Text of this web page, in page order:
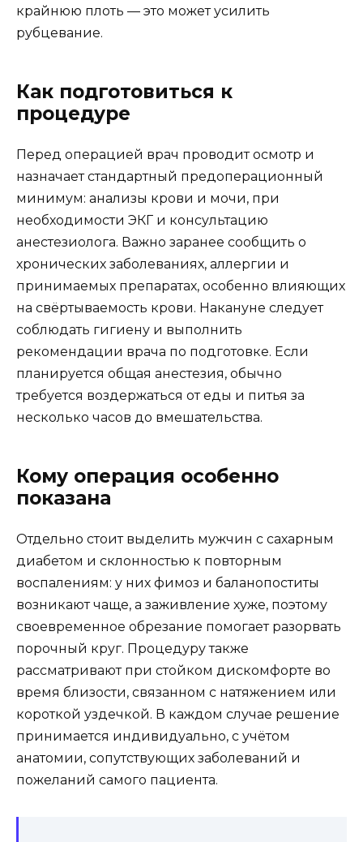
крайнюю плоть — это может усилить
рубцевание.
Как подготовиться к
процедуре
Перед операцией врач проводит осмотр и
назначает стандартный предоперационный
минимум: анализы крови и мочи, при
необходимости ЭКГ и консультацию
анестезиолога. Важно заранее сообщить о
хронических заболеваниях, аллергии и
принимаемых препаратах, особенно влияющих
на свёртываемость крови. Накануне следует
соблюдать гигиену и выполнить
рекомендации врача по подготовке. Если
планируется общая анестезия, обычно
требуется воздержаться от еды и питья за
несколько часов до вмешательства.
Кому операция особенно
показана
Отдельно стоит выделить мужчин с сахарным
диабетом и склонностью к повторным
воспалениям: у них фимоз и баланопоститы
возникают чаще, а заживление хуже, поэтому
своевременное обрезание помогает разорвать
порочный круг. Процедуру также
рассматривают при стойком дискомфорте во
время близости, связанном с натяжением или
короткой уздечкой. В каждом случае решение
принимается индивидуально, с учётом
анатомии, сопутствующих заболеваний и
пожеланий самого пациента.